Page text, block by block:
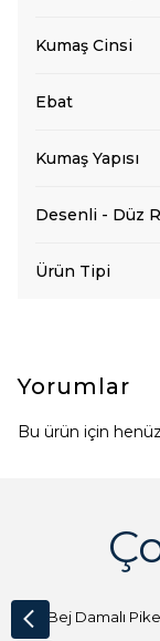
Kumaş Cinsi
Ebat
Kumaş Yapısı
Desenli - Düz
Ürün Tipi
Yorumlar
Bu ürün için
Açık Bej Damalı